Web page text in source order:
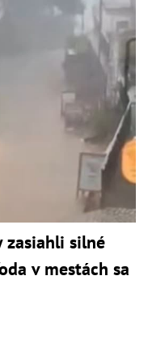
zasiahli silné
v mestách sa